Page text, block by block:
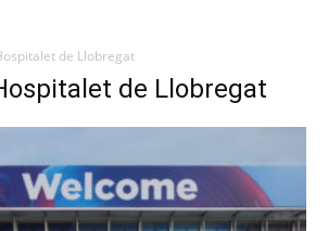
de Llobregat
de Llobregat